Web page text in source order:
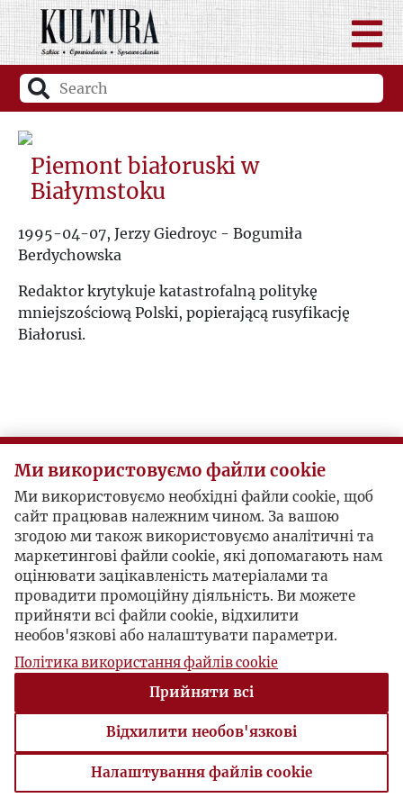
Piemont białoruski w
Białymstoku
1995-04-07, Jerzy Giedroyc - Bogumiła
Berdychowska
Redaktor krytykuje katastrofalną politykę
mniejszościową Polski, popierającą rusyfikację
Białorusi.
Ми використовуємо файли cookie
Ми використовуємо необхідні файли cookie, щоб
сайт працював належним чином. За вашою
згодою ми також використовуємо аналітичні та
маркетингові файли cookie, які допомагають нам
оцінювати зацікавленість матеріалами та
провадити промоційну діяльність. Ви можете
прийняти всі файли cookie, відхилити
необов'язкові або налаштувати параметри.
Політика використання файлів cookie
Прийняти всі
Відхилити необов'язкові
Налаштування файлів cookie
Налаштування файлів cookie